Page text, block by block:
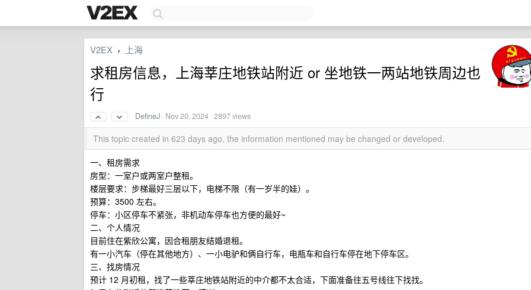
V2EX › 上海
求租房信息，上海莘庄地铁站附近 or 坐地铁一两站地铁周边也
行
DefineJ · Nov 20, 2024 · 2897 views
This topic created in 623 days ago, the information mentioned may be changed or developed.
一、租房需求
房型：一室户或两室户整租。
楼层要求：步梯最好三层以下，电梯不限（有一岁半的娃）。
预算：3500 左右。
停车：小区停车不紧张，非机动车停车也方便的最好~
二、个人情况
目前住在紫欣公寓，因合租朋友结婚退租。
有一小汽车（停在其他地方）、一小电驴和俩自行车，电瓶车和自行车停在地下停车区。
三、找房情况
预计 12 月初租，找了一些莘庄地铁站附近的中介都不太合适，下面准备往五号线往下找找。